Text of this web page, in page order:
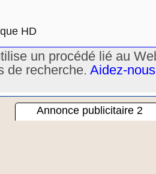
HD
un procédé lié au
de recherche. Aidez-
Annonce publicitaire 2